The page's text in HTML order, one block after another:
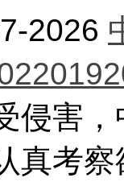
2026
侵害
真考